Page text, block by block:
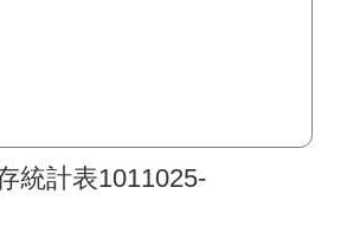
統計表1011025-